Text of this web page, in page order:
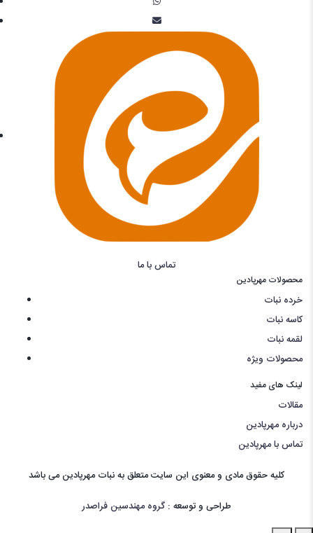
تماس با ما
محصولات مهرپادین
خرده نبات
کاسه نبات
لقمه نبات
محصولات ویژه
لینک های مفید
مقالات
درباره مهرپادین
تماس با مهرپادین
کليه حقوق مادی و معنوی اين سايت متعلق به نبات مهرپادین می باشد
طراحی و توسعه : گروه مهندسین فراصدر